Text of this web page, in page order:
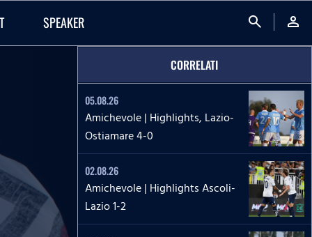
SPEAKER search person
CORRELATI
05.08.26
Amichevole | Highlights, Lazio-
Ostiamare 4-0
02.08.26
Amichevole | Highlights Ascoli-
Lazio 1-2